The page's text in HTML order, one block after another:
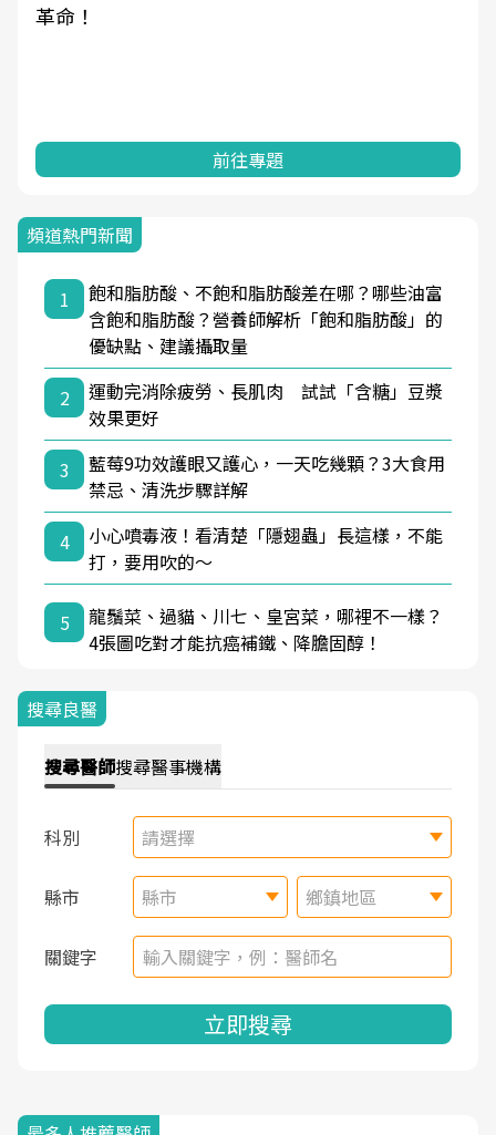
頻道熱門新聞
1
飽和脂肪酸、不飽和脂肪酸差在哪？哪些油富
含飽和脂肪酸？營養師解析「飽和脂肪酸」的
優缺點、建議攝取量
2
運動完消除疲勞、長肌肉 試試「含糖」豆漿
效果更好
3
藍莓9功效護眼又護心，一天吃幾顆？3大食用
禁忌、清洗步驟詳解
4
小心噴毒液！看清楚「隱翅蟲」長這樣，不能
打，要用吹的～
5
龍鬚菜、過貓、川七、皇宮菜，哪裡不一樣？
4張圖吃對才能抗癌補鐵、降膽固醇！
搜尋良醫
搜尋醫師搜尋醫事機構
科別 請選擇
縣市 縣市 鄉鎮地區
關鍵字
立即搜尋